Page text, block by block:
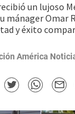
un lujoso
mánager Omar
y éxito
América